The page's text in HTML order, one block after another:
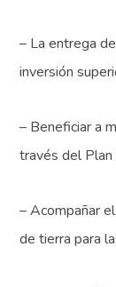
– La entrega
inversión
– Beneficiar a
través del Plan
– Acompañar
de tierra para